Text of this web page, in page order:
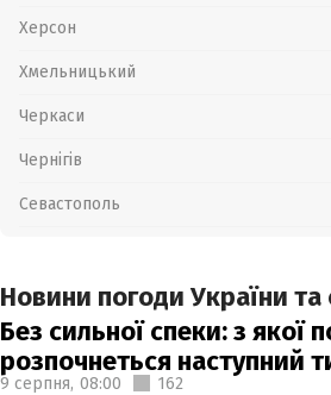
Херсон
Хмельницький
Черкаси
Чернігів
Севастополь
Новини погоди України та
Без сильної спеки: з якої
розпочнеться наступний
9 серпня, 08:00 162